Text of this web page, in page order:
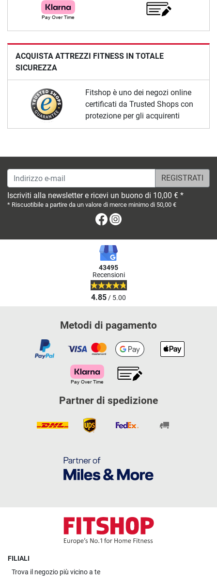
ACQUISTA ATTREZZI FITNESS IN TOTALE
SICUREZZA
Fitshop è uno dei negozi online
certificati da Trusted Shops con
protezione per gli acquirenti
Indirizzo e-mail
Iscriviti alla newsletter e ricevi un buono di 10,00 € *
* Riscuotibile a partire da un valore di merce minimo di 50,00 €
Facebook
43495
Recensioni
4.85/ 5.00
Metodi di pagamento
Partner di spedizione
FILIALI
Trova il negozio più vicino a te